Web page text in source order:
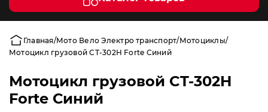
Главная Мото Вело Электро транспорт Мотоциклы
Мотоцикл грузовой CT-302H Forte Синий
Мотоцикл грузовой CT-302H
Forte Синий